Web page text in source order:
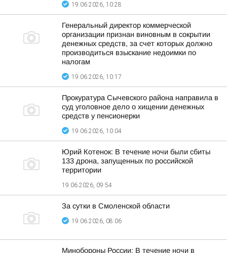
19.06.2026, 10:28
Генеральный директор коммерческой
организации признан виновным в сокрытии
денежных средств, за счет которых должно
производиться взыскание недоимки по
налогам
19.06.2026, 10:17
Прокуратура Сычевского района направила в
суд уголовное дело о хищении денежных
средств у пенсионерки
19.06.2026, 10:04
Юрий Котенок: В течение ночи были сбиты
133 дрона, запущенных по российской
территории
19.06.2026, 09:54
За сутки в Смоленской области
19.06.2026, 08:06
Минобороны России: В течение ночи в